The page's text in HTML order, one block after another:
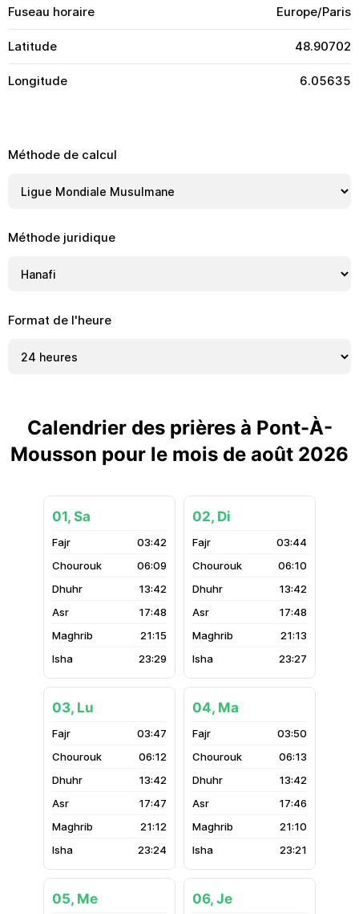
Fuseau horaire Europe/Paris
Latitude 48.90702
Longitude 6.05635
Méthode de calcul
Méthode juridique
Format de l'heure
Calendrier des prières à Pont-À-
Mousson pour le mois de août 2026
01, Sa
03:42
06:09
13:42
17:48
21:15
23:29
02, Di
03:44
06:10
13:42
17:48
21:13
23:27
03, Lu
03:47
06:12
13:42
17:47
21:12
23:24
04, Ma
03:50
06:13
13:42
17:46
21:10
23:21
05, Me 06, Je